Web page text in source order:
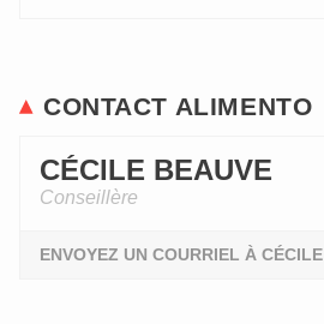
CONTACT ALIMENTO
CÉCILE BEAUVE
Conseillère
ENVOYEZ UN COURRIEL À CÉCILE